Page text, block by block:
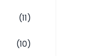
(11)
(10)